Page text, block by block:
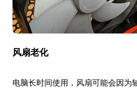
风扇老化
电脑长时间使用，风扇可能会因为